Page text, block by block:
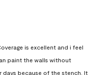
is excellent and i feel
paint the walls without
days because of the stench. It